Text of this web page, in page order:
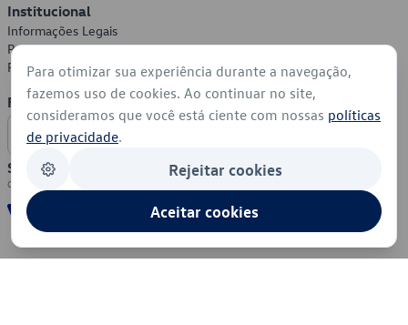
Institucional
Informações Legais
Política de Privacidade
Política de Cookies
Formas de Pagamento
Segurança
Para otimizar sua experiência durante a navegação,
fazemos uso de cookies. Ao continuar no site,
consideramos que você está ciente com nossas políticas
de privacidade.
Rejeitar cookies
Aceitar cookies